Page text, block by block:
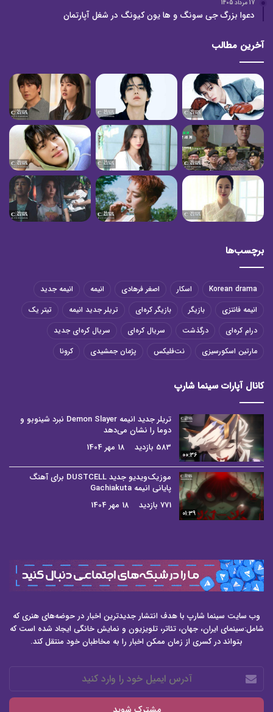
17 مرداد 1405
دعوا بزرگ جی سونگ و ها یون کیونگ در شغل آپارتمان
آخرین مطالب
برچسب‌ها
Korean drama اسکار اصغر فرهادی انیمه
انیمه جدید
انیمه فانتزی
بازیگر بازیگر کره‌ای تریلر جدید انیمه
تیتر یک
درام کره‌ای
درگذشت سریال کره‌ای
سریال کره‌ای جدید
مارتین اسکورسیزی
نت‌فلیکس پژمان جمشیدی کرونا
کانال آپارات سینما شارپ
00:36
تریلر جدید انیمه Demon Slayer نبرد شینوبو و
دوما را نشان می‌دهد
583 بازدید
18 مهر 1404
01:39
موزیک‌ویدیو جدید DUSTCELL برای آهنگ
پایانی انیمه Gachiakuta
771 بازدید
18 مهر 1404
وب سایت سینما شارپ با هدف انتشار جدیدترین اخبار در حوضه‌های هنری که
شامل:سینمای ایران، جهان، تئاتر، تلویزیون و نمایش خانگی ایجاد شده است که
بتواند در کسری از زمان ممکن اخبار را به مخاطبان خود منتقل کند.
آدرس
ایمیل
خود